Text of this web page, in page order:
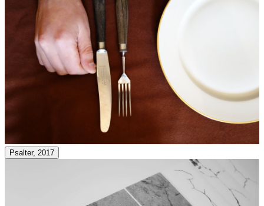
Psalter, 2017